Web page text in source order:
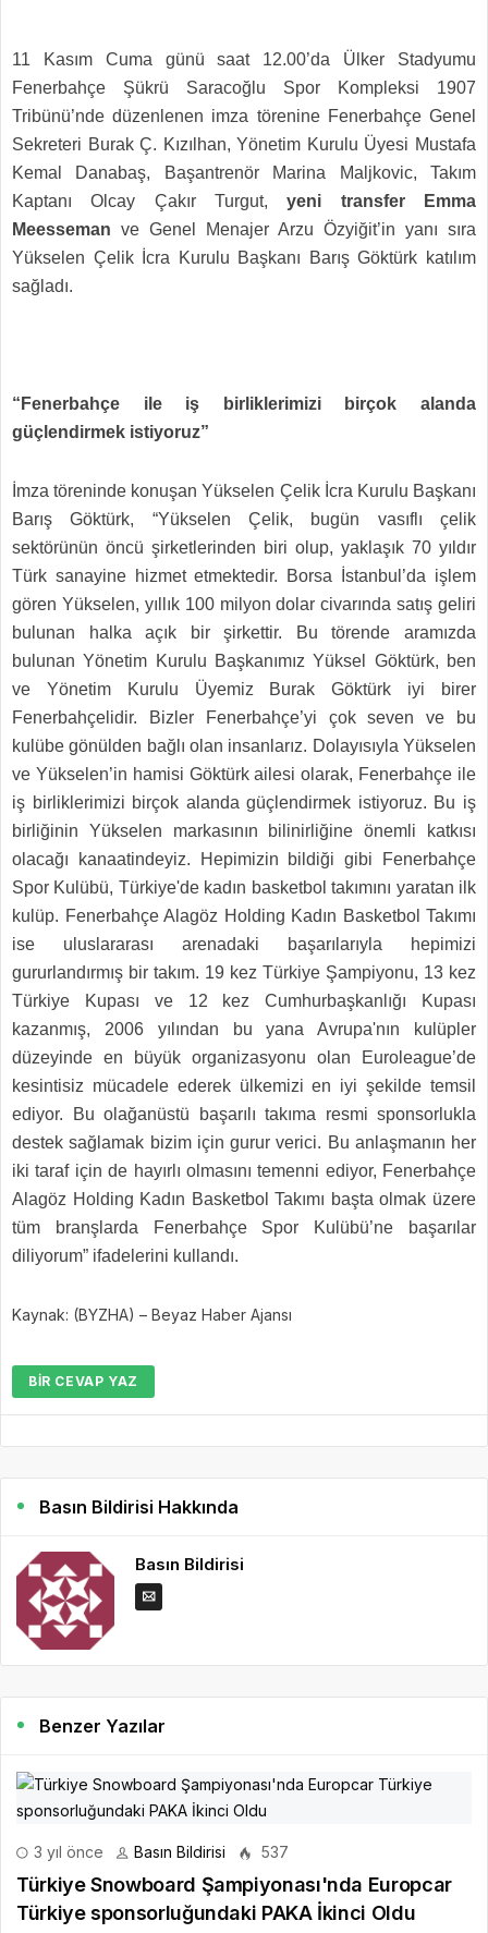
11 Kasım Cuma günü saat 12.00’da Ülker Stadyumu
Fenerbahçe Şükrü Saracoğlu Spor Kompleksi 1907
Tribünü’nde düzenlenen imza törenine Fenerbahçe Genel
Sekreteri Burak Ç. Kızılhan, Yönetim Kurulu Üyesi Mustafa
Kemal Danabaş, Başantrenör Marina Maljkovic, Takım
Kaptanı Olcay Çakır Turgut, yeni transfer Emma
Meesseman ve Genel Menajer Arzu Özyiğit’in yanı sıra
Yükselen Çelik İcra Kurulu Başkanı Barış Göktürk katılım
sağladı.
“Fenerbahçe ile iş birliklerimizi birçok alanda
güçlendirmek istiyoruz”
İmza töreninde konuşan Yükselen Çelik İcra Kurulu Başkanı
Barış Göktürk, “Yükselen Çelik, bugün vasıflı çelik
sektörünün öncü şirketlerinden biri olup, yaklaşık 70 yıldır
Türk sanayine hizmet etmektedir. Borsa İstanbul’da işlem
gören Yükselen, yıllık 100 milyon dolar civarında satış geliri
bulunan halka açık bir şirkettir. Bu törende aramızda
bulunan Yönetim Kurulu Başkanımız Yüksel Göktürk, ben
ve Yönetim Kurulu Üyemiz Burak Göktürk iyi birer
Fenerbahçelidir. Bizler Fenerbahçe’yi çok seven ve bu
kulübe gönülden bağlı olan insanlarız. Dolayısıyla Yükselen
ve Yükselen’in hamisi Göktürk ailesi olarak, Fenerbahçe ile
iş birliklerimizi birçok alanda güçlendirmek istiyoruz. Bu iş
birliğinin Yükselen markasının bilinirliğine önemli katkısı
olacağı kanaatindeyiz. Hepimizin bildiği gibi Fenerbahçe
Spor Kulübü, Türkiye'de kadın basketbol takımını yaratan ilk
kulüp. Fenerbahçe Alagöz Holding Kadın Basketbol Takımı
ise uluslararası arenadaki başarılarıyla hepimizi
gururlandırmış bir takım. 19 kez Türkiye Şampiyonu, 13 kez
Türkiye Kupası ve 12 kez Cumhurbaşkanlığı Kupası
kazanmış, 2006 yılından bu yana Avrupa'nın kulüpler
düzeyinde en büyük organizasyonu olan Euroleague’de
kesintisiz mücadele ederek ülkemizi en iyi şekilde temsil
ediyor. Bu olağanüstü başarılı takıma resmi sponsorlukla
destek sağlamak bizim için gurur verici. Bu anlaşmanın her
iki taraf için de hayırlı olmasını temenni ediyor, Fenerbahçe
Alagöz Holding Kadın Basketbol Takımı başta olmak üzere
tüm branşlarda Fenerbahçe Spor Kulübü’ne başarılar
diliyorum” ifadelerini kullandı.
Kaynak: (BYZHA) – Beyaz Haber Ajansı
BIR CEVAP YAZ
Basın Bildirisi Hakkında
Basın Bildirisi
Benzer Yazılar
3 yıl önce Basın Bildirisi 537
Türkiye Snowboard Şampiyonası'nda Europcar
Türkiye sponsorluğundaki PAKA İkinci Oldu